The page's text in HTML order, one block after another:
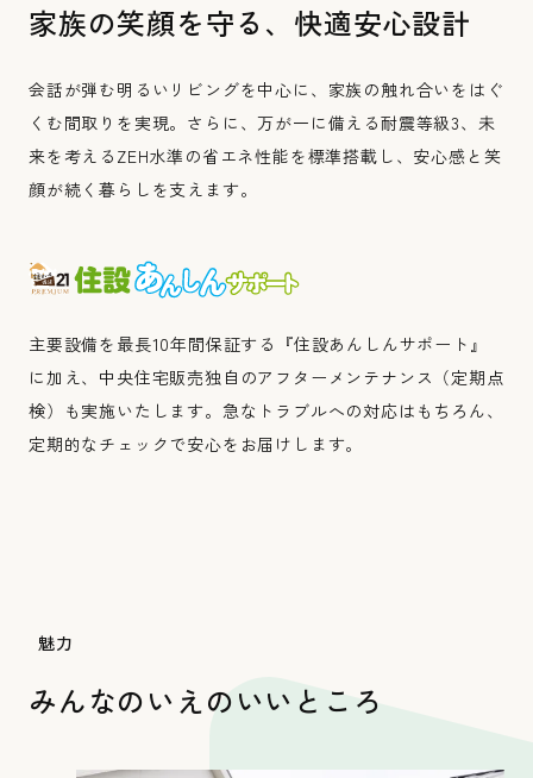
みんなのいえ
家族の笑顔を守る、快適安心設計
会話が弾む明るいリビングを中心に、家族の触れ合いをはぐ
くむ間取りを実現。さらに、万が一に備える耐震等級3、未
来を考えるZEH水準の省エネ性能を標準搭載し、安心感と笑
顔が続く暮らしを支えます。
主要設備を最長10年間保証する『住設あんしんサポート』
に加え、中央住宅販売独自のアフターメンテナンス（定期点
検）も実施いたします。急なトラブルへの対応はもちろん、
定期的なチェックで安心をお届けします。
魅力
みんなのいえのいいところ